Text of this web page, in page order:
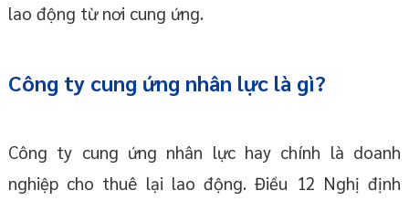
lao động từ nơi cung ứng.
Công ty cung ứng nhân lực là gì?
Công ty cung ứng nhân lực hay chính là doanh
nghiệp cho thuê lại lao động. Điều 12 Nghị định